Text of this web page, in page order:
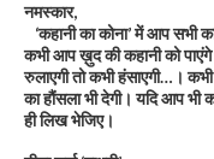
नमस्कार,
‘कहानी का कोना’ में आप सभी
कभी आप ख़ुद की कहानी को
रुलाएगी तो कभी हंसाएगी…।
का हौंसला भी देगी। यदि आप भी
ही लिख भेजिए।